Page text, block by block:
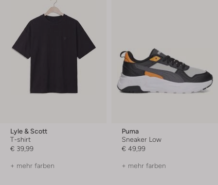
Lyle & Scott
T-shirt
€ 39,99
+ mehr farben
Puma
Sneaker Low
€ 49,99
+ mehr farben